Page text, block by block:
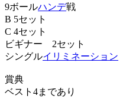
9ボールハンデ戦
B 5セット
C 4セット
ビギナー 2セット
シングルイリミネーション
賞典
ベスト4まであり